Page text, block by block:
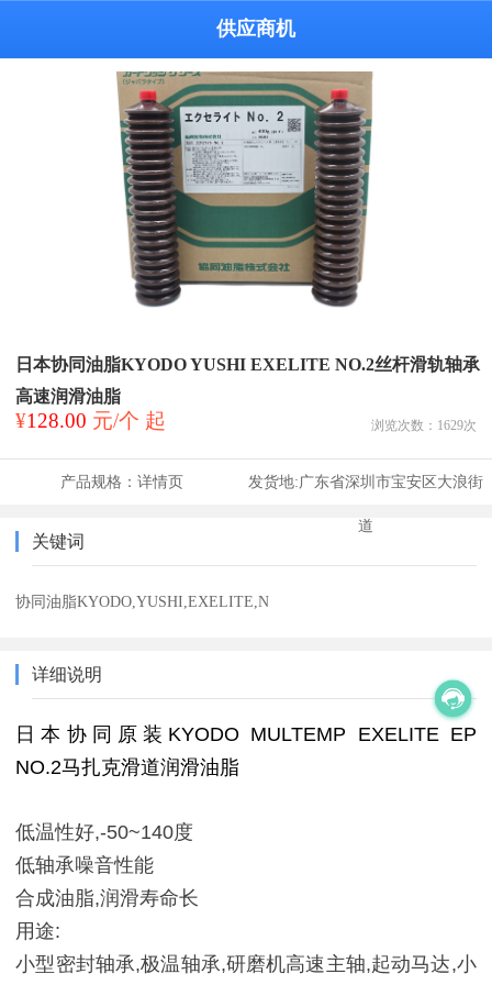
供应商机
日本协同油脂KYODO YUSHI EXELITE NO.2丝杆滑轨轴承
高速润滑油脂
¥128.00 元/个 起 浏览次数： 1629次
产品规格： 详情页 发货地:广东省深圳市宝安区大浪街
道
关键词
协同油脂KYODO,YUSHI,EXELITE,N
详细说明
日本协同原装KYODO MULTEMP EXELITE EP
NO.2马扎克滑道润滑油脂
低温性好,-50~140度
低轴承噪音性能
合成油脂,润滑寿命长
用途:
小型密封轴承,极温轴承,研磨机高速主轴,起动马达,小